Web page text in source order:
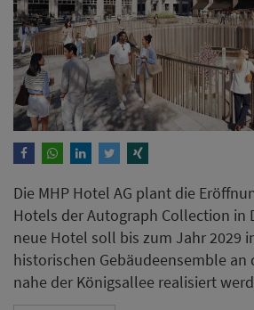
Die MHP Hotel AG plant die
Hotels der Autograph Collection in
neue Hotel soll bis zum Jahr 2029
historischen Gebäudeensemble an
nahe der Königsallee realisiert